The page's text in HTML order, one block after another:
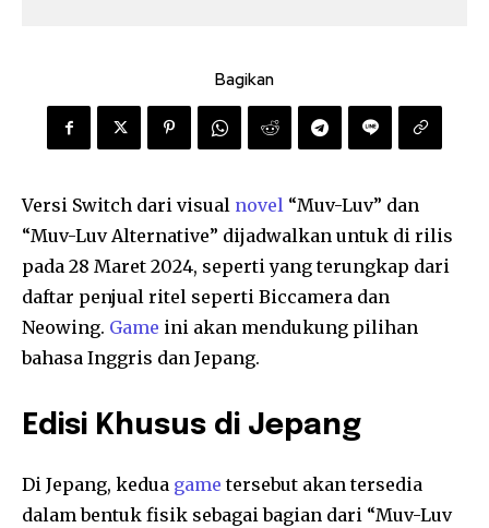
Bagikan
Versi Switch dari visual novel “Muv-Luv” dan
“Muv-Luv Alternative” dijadwalkan untuk di rilis
pada 28 Maret 2024, seperti yang terungkap dari
daftar penjual ritel seperti Biccamera dan
Neowing. Game ini akan mendukung pilihan
bahasa Inggris dan Jepang.
Edisi Khusus di Jepang
Di Jepang, kedua game tersebut akan tersedia
dalam bentuk fisik sebagai bagian dari “Muv-Luv